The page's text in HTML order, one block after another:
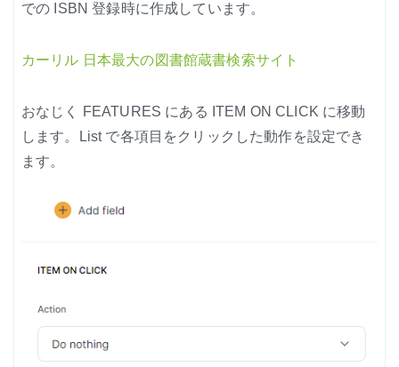
での ISBN 登録時に作成しています。
カーリル 日本最大の図書館蔵書検索サイト
おなじく FEATURES にある ITEM ON CLICK に移動
します。List で各項目をクリックした動作を設定でき
ます。